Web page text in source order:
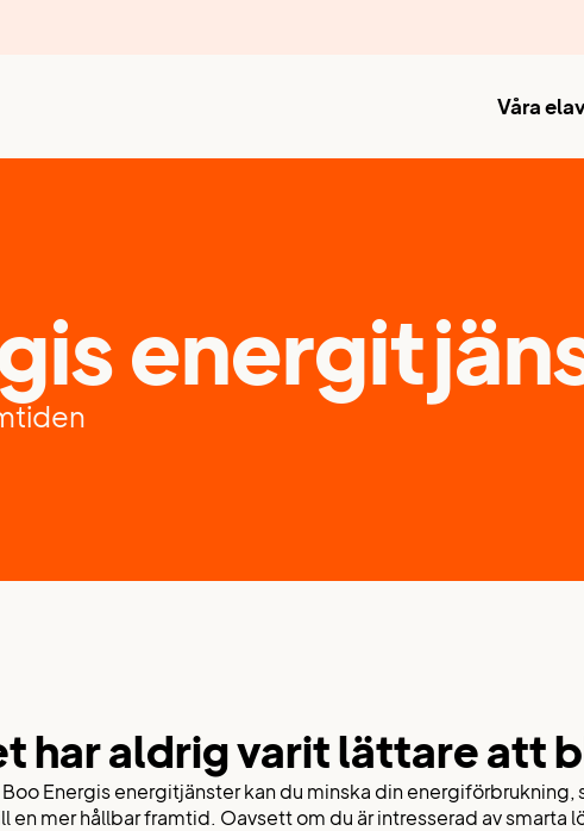
Våra
har aldrig varit lättare att
Energis energitjänster kan du minska din energiförbrukning,
en mer hållbar framtid. Oavsett om du är intresserad av smarta